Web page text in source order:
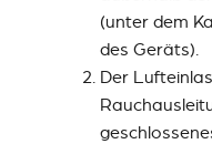
(unter dem
des Geräts).
Der